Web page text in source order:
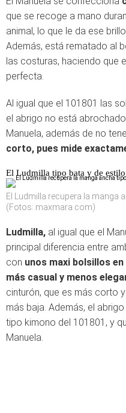
que se recoge a mano
animal, lo que le da ese
Además, está rematado al
las costuras, haciendo que
perfecta.
Al igual que el 101801 las
el abrigo no está
Manuela, además de no
corto, pues mide
El Ludmilla tipo bata y de estilo
El Ludmilla recupera la manga
(Fotos: maxmara.com)
Ludmilla, al igual que el
principal diferencia entre
con unos maxi bolsillos
más casual y menos
cinturón, que es más corto
más baja. Además, el
tipo kimono del 101801, y
Manuela.